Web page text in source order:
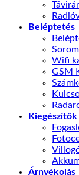
Beléptetés
Wifi
GSM
Kiegészítők
Árnyékolás